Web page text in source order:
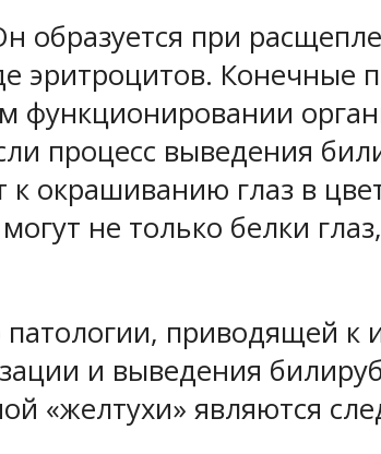
образуется при
эритроцитов. Конечные
функционировании
процесс выведения
окрашиванию глаз в
не только белки
патологии, приводящей к
и выведения
«желтухи» являются